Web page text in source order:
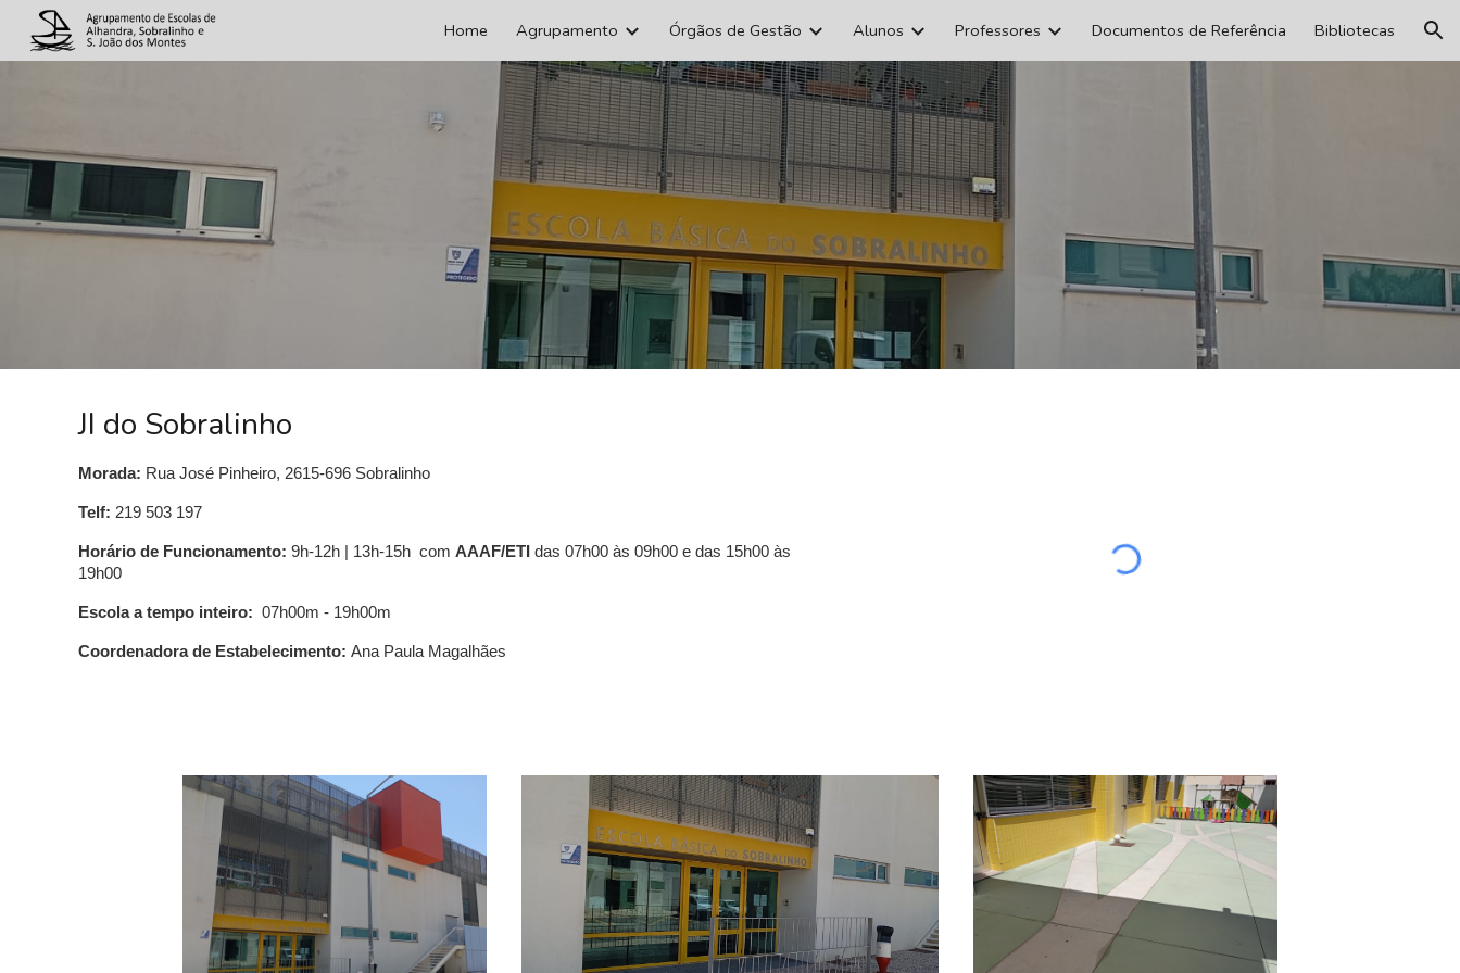
Skip to main content Skip to navigation
Home Agrupamento Órgãos de Gestão Alunos Professores Documentos de Referência Bibliotecas
JI do Sobralinho
Morada: Rua José Pinheiro, 2615-696 Sobralinho
Telf: 219 503 197
Horário de Funcionamento: 9h-12h | 13h-15h com AAAF/ETI das 07h00 às 09h00 e das 15h00 às
19h00
Escola a tempo inteiro: 07h00m - 19h00m
Coordenadora de Estabelecimento: Ana Paula Magalhães